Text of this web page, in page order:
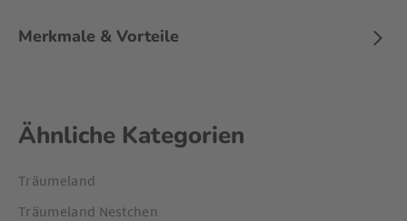
Merkmale & Vorteile
Ähnliche Kategorien
Träumeland
Träumeland Nestchen